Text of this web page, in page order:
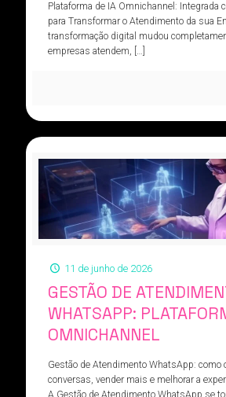
Plataforma de IA Omnichannel: Integrada
para Transformar o Atendimento da sua
transformação digital mudou
empresas atendem, […]
11 de junho de 2026
GESTÃO DE
WHATSAPP:
OMNICHANNEL
Gestão de Atendimento WhatsApp: como
conversas, vender mais e melhorar a
A Gestão de Atendimento WhatsApp se